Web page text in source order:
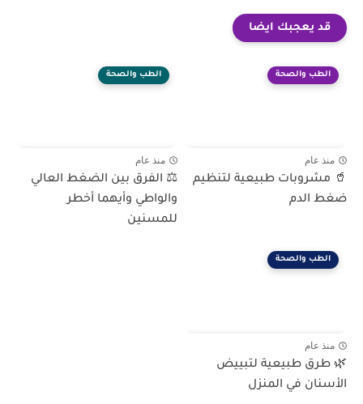
قد يعجبك ايضا
الطب والصحة
منذ عام
🥤 مشروبات طبيعية لتنظيم
ضغط الدم
الطب والصحة
منذ عام
⚖️ الفرق بين الضغط العالي
والواطي وأيهما أخطر
للمسنين
الطب والصحة
منذ عام
🌿 طرق طبيعية لتبييض
الأسنان في المنزل